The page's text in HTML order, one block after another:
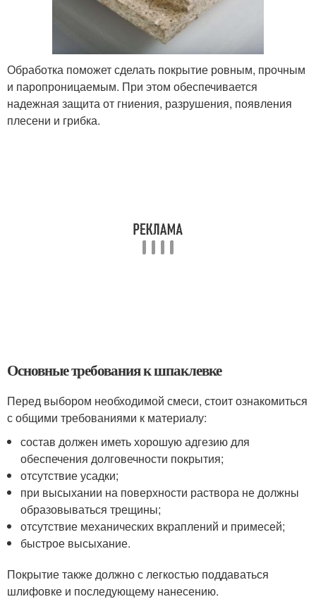
Обработка поможет сделать покрытие ровным, прочным
и паропроницаемым. При этом обеспечивается
надежная защита от гниения, разрушения, появления
плесени и грибка.
Основные требования к шпаклевке
Перед выбором необходимой смеси, стоит ознакомиться
с общими требованиями к материалу:
состав должен иметь хорошую адгезию для
обеспечения долговечности покрытия;
отсутствие усадки;
при высыхании на поверхности раствора не должны
образовываться трещины;
отсутствие механических вкраплений и примесей;
быстрое высыхание.
Покрытие также должно с легкостью поддаваться
шлифовке и последующему нанесению.